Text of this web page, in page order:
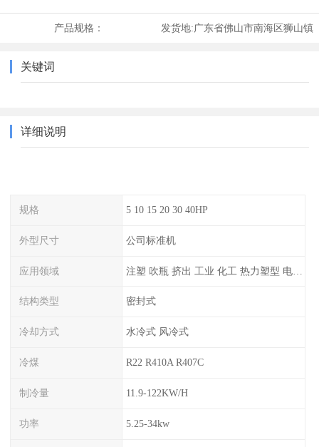
产品规格： 发货地:广东省佛山市南海区狮山镇
关键词
详细说明
规格 5 10 15 20 30 40HP
外型尺寸 公司标准机
应用领域 注塑 吹瓶 挤出 工业 化工 热力塑型 电镀等
结构类型 密封式
冷却方式 水冷式 风冷式
冷煤 R22 R410A R407C
制冷量 11.9-122KW/H
功率 5.25-34kw